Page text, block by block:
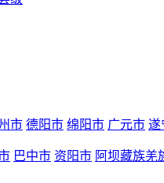
市 德阳市 绵阳市 广元市 遂
巴中市 资阳市 阿坝藏族羌